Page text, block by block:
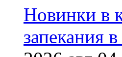
Новинки в
запекания